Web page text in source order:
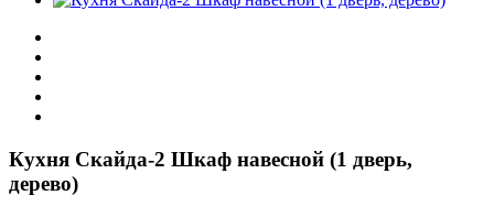
Кухня Скайда-2 Шкаф навесной (1 дверь,
дерево)